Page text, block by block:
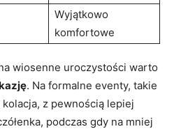
Wyjątkowo
komfortowe
wiosenne uroczystości warto
. Na formalne eventy, takie
z pewnością lepiej
podczas gdy na mniej